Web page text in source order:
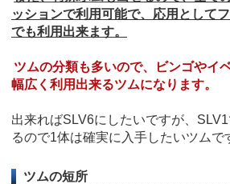
ッションで利用可能で、応用として
でも利用出来ます。
ツムの分類も多いので、ビンゴやイ
幅広く利用出来るツムになります。
出来ればSLV6にしたいですが、
るので1体は確実に入手したいツムで
ツムの短所